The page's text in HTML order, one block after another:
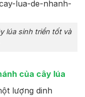
lúa sinh triển tốt và
của cây lúa
lượng dinh